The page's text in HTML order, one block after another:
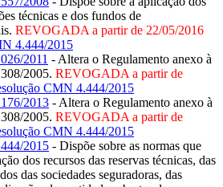
técnicas e dos fundos de
REVOGADA a partir de 22/05/2016
4.444/2015
2011 - Altera o Regulamento anexo à
2005. REVOGADA a partir de
CMN 4.444/2015
2013 - Altera o Regulamento anexo à
2005. REVOGADA a partir de
CMN 4.444/2015
2015 - Dispõe sobre as normas que
dos recursos das reservas técnicas, das
das sociedades seguradoras, das